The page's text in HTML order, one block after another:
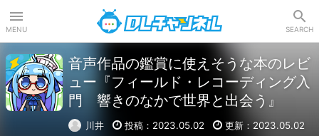
MENU SEARCH
音声作品の鑑賞に使えそうな本のレビ
ュー『フィールド・レコーディング入
門 響きのなかで世界と出会う』
川井 投稿：2023.05.02
更新：2023.05.02